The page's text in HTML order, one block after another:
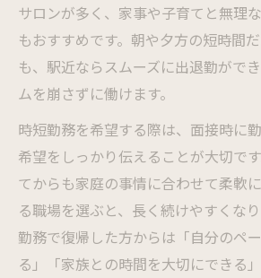
サロンが多く、家事や子育てと無理
もおすすめです。朝や夕方の短時間
も、駅近ならスムーズに出退勤がで
ムを崩さずに働けます。
時短勤務を希望する際は、面接時に
希望をしっかり伝えることが大切で
てからも家庭の事情に合わせて柔軟
る職場を選ぶと、長く続けやすくな
勤務で復帰した方からは「自分のペ
る」「家族との時間を大切にできる